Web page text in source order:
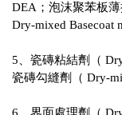
DEA；泡沫聚苯板
Dry-mixed Basecoat
5、瓷磚粘結劑（
瓷磚勾縫劑（ Dry-